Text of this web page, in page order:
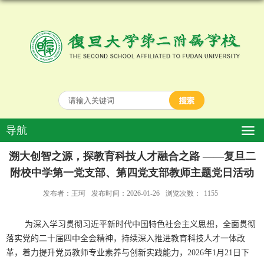
导航
溯大创智之源，探教育科技人才融合之路 ——复旦二
附校中学第一党支部、第四党支部教师主题党日活动
发布者：王珂 发布时间：2026-01-26 浏览次数： 1155
为深入学习贯彻习近平新时代中国特色社会主义思想，全面贯彻
落实党的二十届四中全会精神，持续深入推进教育科技人才一体改
革，着力提升党员教师专业素养与创新实践能力， 2026年1月 21 日下